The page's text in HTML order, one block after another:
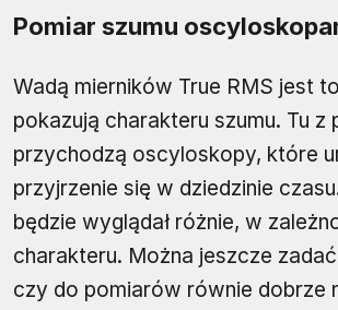
Pomiar szumu
Wadą mierników True RMS jest
pokazują charakteru szumu. Tu z
przychodzą oscyloskopy, które
przyjrzenie się w dziedzinie
będzie wyglądał różnie, w
charakteru. Można jeszcze
czy do pomiarów równie dobrze